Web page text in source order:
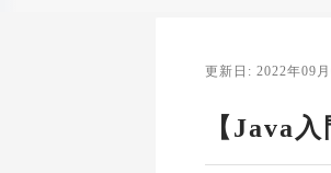
更新日: 2022年09月
【Java